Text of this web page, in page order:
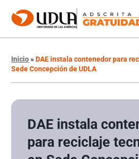
Inicio»DAE instala contenedor para
Sede Concepción de UDLA
DAE instala
para reciclaje